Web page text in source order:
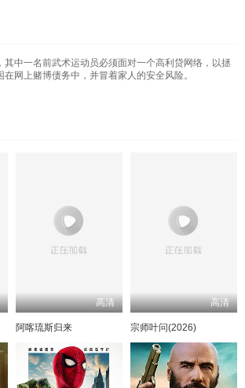
其中一名前武术运动员必须面对一个高利贷网络，以拯
网上赌博债务中，并冒着家人的安全风险。
高清
阿喀琉斯归来
高清
宗师叶问(2026)